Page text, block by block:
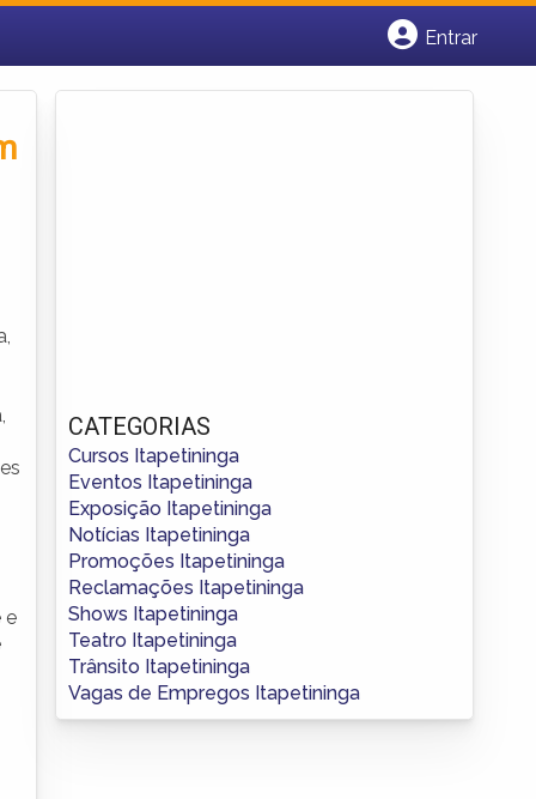
Entrar
e
CATEGORIAS
Cursos Itapetininga
Eventos Itapetininga
Exposição Itapetininga
Notícias Itapetininga
Promoções Itapetininga
Reclamações Itapetininga
Shows Itapetininga
Teatro Itapetininga
Trânsito Itapetininga
Vagas de Empregos Itapetininga